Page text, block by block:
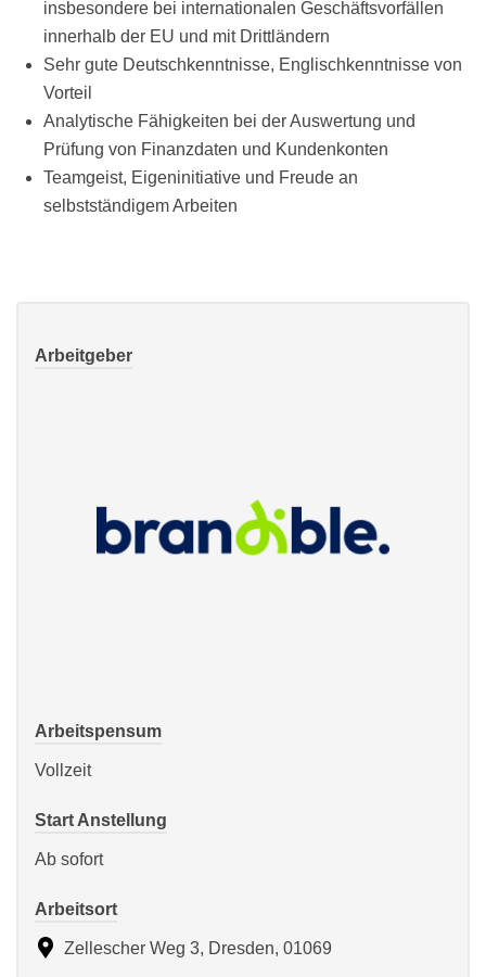
insbesondere bei internationalen Geschäftsvorfällen
innerhalb der EU und mit Drittländern
Sehr gute Deutschkenntnisse, Englischkenntnisse von
Vorteil
Analytische Fähigkeiten bei der Auswertung und
Prüfung von Finanzdaten und Kundenkonten
Teamgeist, Eigeninitiative und Freude an
selbstständigem Arbeiten
Arbeitgeber
Arbeitspensum
Vollzeit
Start Anstellung
Ab sofort
Arbeitsort
Zellescher Weg 3, Dresden, 01069